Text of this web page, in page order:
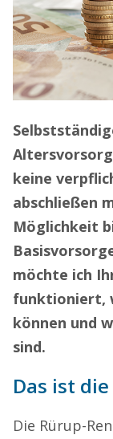
keine
abschließen
Möglichkeit
möchte ich
funktioniert,
können und
sind.
Das ist
Die Rürup-